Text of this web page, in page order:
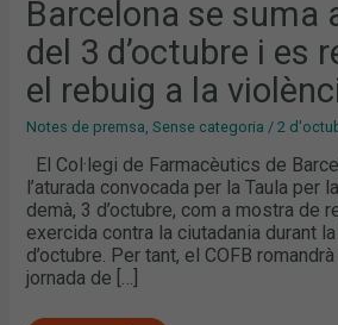
Barcelona se suma
del 3 d’octubre i es
el rebuig a la
Notes de premsa ,Sense categoria /2
El Col·legi de Farmacèutics de
l’aturada convocada per la Taula per
demà, 3 d’octubre, com a mostra de
exercida contra la ciutadania durant la
d’octubre. Per tant, el COFB
jornada de […]
3
D’OCTUBRE
ES
REFERMA
EN
EL
REBUIG
A
VIOLÈNCIA